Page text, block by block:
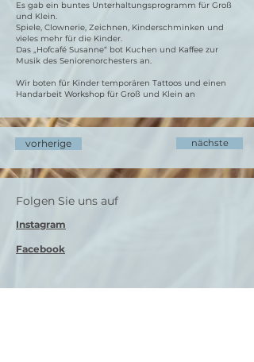
Es gab ein buntes Unterhaltungsprogramm für Groß
und Klein.
Spiele, Clownerie, Zeichnen, Kinderschminken und
vieles mehr für die Kinder.
Das „Hofcafé Susanne“ bot Kuchen und Kaffee zur
Musik des Seniorenorchesters an.
Wir boten für Kinder temporären Tattoos und einen
Handarbeit Workshop für Groß und Klein an
vorherige nächste
Folgen Sie uns auf
Instagram
Facebook